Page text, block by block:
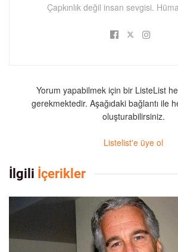
Çapkınlık değil insan sevgisi.
Yorum yapabilmek için bir ListeList
gerekmektedir. Aşağıdaki bağlantı ile
oluşturabilirsiniz.
Listelist'e üye ol
İlgili İçerikler